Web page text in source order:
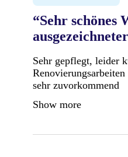
“Sehr schönes
Sehr gepflegt, leider
sehr zuvorkommend
Show more